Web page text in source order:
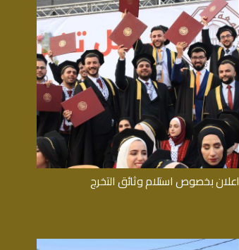
اعلان بخصوص استلام وثائق التخرج